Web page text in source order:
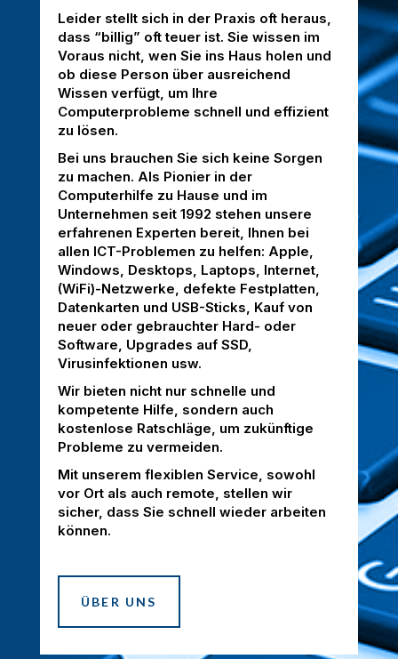
Leider stellt sich in der Praxis oft heraus,
dass “billig” oft teuer ist. Sie wissen im
Voraus nicht, wen Sie ins Haus holen und
ob diese Person über ausreichend
Wissen verfügt, um Ihre
Computerprobleme schnell und effizient
zu lösen.
Bei uns brauchen Sie sich keine Sorgen
zu machen. Als Pionier in der
Computerhilfe zu Hause und im
Unternehmen seit 1992 stehen unsere
erfahrenen Experten bereit, Ihnen bei
allen ICT-Problemen zu helfen: Apple,
Windows, Desktops, Laptops, Internet,
(WiFi)-Netzwerke, defekte Festplatten,
Datenkarten und USB-Sticks, Kauf von
neuer oder gebrauchter Hard- oder
Software, Upgrades auf SSD,
Virusinfektionen usw.
Wir bieten nicht nur schnelle und
kompetente Hilfe, sondern auch
kostenlose Ratschläge, um zukünftige
Probleme zu vermeiden.
Mit unserem flexiblen Service, sowohl
vor Ort als auch remote, stellen wir
sicher, dass Sie schnell wieder arbeiten
können.
ÜBER UNS